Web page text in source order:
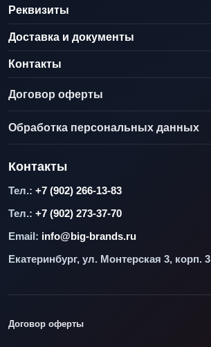
Реквизиты
Доставка и документы
Контакты
Договор оферты
Обработка персональных данных
Контакты
Тел.: +7 (902) 266-13-83
Тел.: +7 (902) 273-37-70
Email: info@big-brands.ru
Екатеринбург, ул. Монтерская 3, корп. 3
Договор оферты